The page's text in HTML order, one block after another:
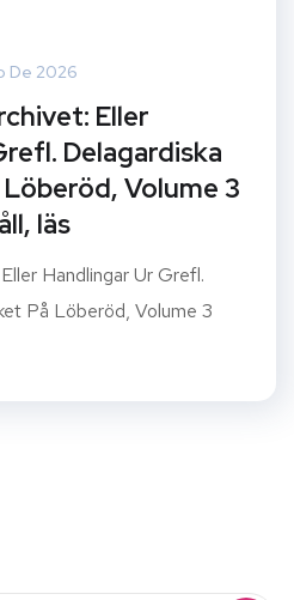
De 2026
Eller
Delagardiska
Volume 3
läs
Handlingar Ur Grefl.
På Löberöd, Volume 3